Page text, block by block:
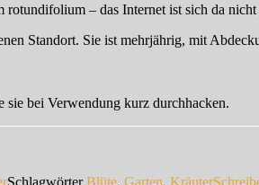
– das Internet ist sich da
Standort. Sie ist mehrjährig, mit
sie bei Verwendung kurz durchhacken.
SchlagwörterBlüte, Garten, Kräuter